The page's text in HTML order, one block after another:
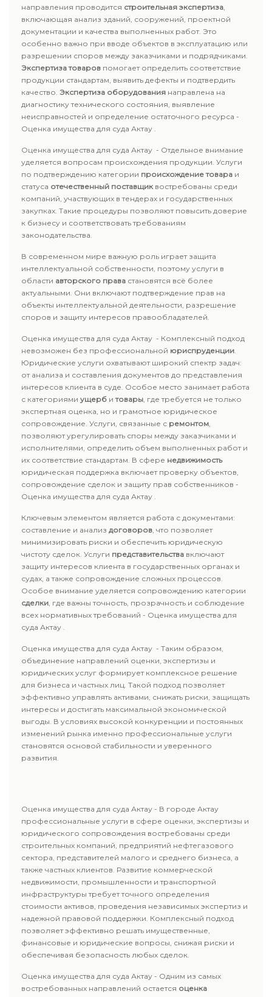
направления проводится строительная экспертиза,
включающая анализ зданий, сооружений, проектной
документации и качества выполненных работ. Это
особенно важно при вводе объектов в эксплуатацию или
разрешении споров между заказчиками и подрядчиками.
Экспертиза товаров помогает определить соответствие
продукции стандартам, выявить дефекты и подтвердить
качество. Экспертиза оборудования направлена на
диагностику технического состояния, выявление
неисправностей и определение остаточного ресурса -
Оценка имущества для суда Актау .
Оценка имущества для суда Актау - Отдельное внимание
уделяется вопросам происхождения продукции. Услуги
по подтверждению категории происхождение товара и
статуса отечественный поставщик востребованы среди
компаний, участвующих в тендерах и государственных
закупках. Такие процедуры позволяют повысить доверие
к бизнесу и соответствовать требованиям
законодательства.
В современном мире важную роль играет защита
интеллектуальной собственности, поэтому услуги в
области авторского права становятся всё более
актуальными. Они включают подтверждение прав на
объекты интеллектуальной деятельности, разрешение
споров и защиту интересов правообладателей.
Оценка имущества для суда Актау - Комплексный подход
невозможен без профессиональной юриспруденции.
Юридические услуги охватывают широкий спектр задач:
от анализа и составления документов до представления
интересов клиента в суде. Особое место занимает работа
с категориями ущерб итовары, где требуется не только
экспертная оценка, но и грамотное юридическое
сопровождение. Услуги, связанные с ремонтом,
позволяют урегулировать споры между заказчиками и
исполнителями, определить объем выполненных работ и
их соответствие стандартам. В сфере недвижимость
юридическая поддержка включает проверку объектов,
сопровождение сделок и защиту прав собственников -
Оценка имущества для суда Актау .
Ключевым элементом является работа с документами:
составление и анализ договоров, что позволяет
минимизировать риски и обеспечить юридическую
чистоту сделок. Услуги представительства включают
защиту интересов клиента в государственных органах и
судах, а также сопровождение сложных процессов.
Особое внимание уделяется сопровождению категории
сделки, где важны точность, прозрачность и соблюдение
всех нормативных требований - Оценка имущества для
суда Актау .
Оценка имущества для суда Актау - Таким образом,
объединение направлений оценки, экспертизы и
юридических услуг формирует комплексное решение
для бизнеса и частных лиц. Такой подход позволяет
эффективно управлять активами, снижать риски, защищать
интересы и достигать максимальной экономической
выгоды. В условиях высокой конкуренции и постоянных
изменений рынка именно профессиональные услуги
становятся основой стабильности и уверенного
развития.
Оценка имущества для суда Актау - В городе Актау
профессиональные услуги в сфере оценки, экспертизы и
юридического сопровождения востребованы среди
строительных компаний, предприятий нефтегазового
сектора, представителей малого и среднего бизнеса, а
также частных клиентов. Развитие коммерческой
недвижимости, промышленности и транспортной
инфраструктуры требует точного определения
стоимости активов, проведения независимых экспертиз и
надежной правовой поддержки. Комплексный подход
позволяет эффективно решать имущественные,
финансовые и юридические вопросы, снижая риски и
обеспечивая безопасность любых сделок.
Оценка имущества для суда Актау - Одним из самых
востребованных направлений остается оценка